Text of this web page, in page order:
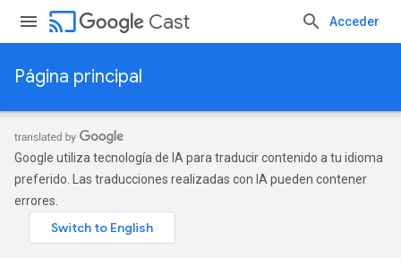
cast Cast Acceder
Página principal
Google utiliza tecnología de IA para traducir contenido a tu idioma
preferido. Las traducciones realizadas con IA pueden contener
errores.